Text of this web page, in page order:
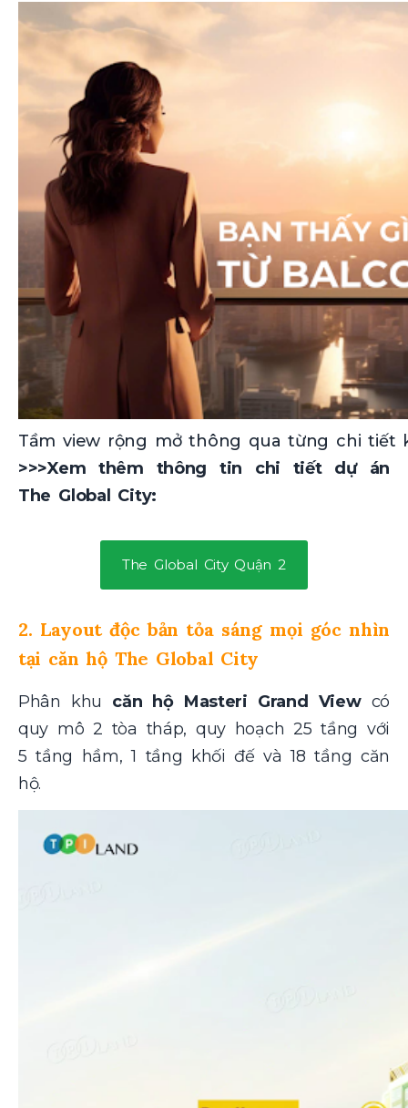
Tầm view rộng mở thông qua từng chi tiết
>>>Xem thêm thông tin chi tiết dự án
The Global City:
The Global City Quận 2
2. Layout độc bản tỏa sáng mọi góc nhìn
tại căn hộ The Global City
Phân khu căn hộ Masteri Grand Viewcó
quy mô 2 tòa tháp, quy hoạch 25 tầng với
5 tầng hầm, 1 tầng khối đế và 18 tầng căn
hộ.